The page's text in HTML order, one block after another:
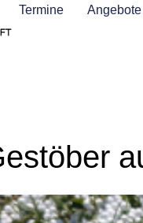
Termine